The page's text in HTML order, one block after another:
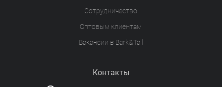
Сотрудничество
Оптовым клиентам
Вакансии в Bark&Tail
Контакты